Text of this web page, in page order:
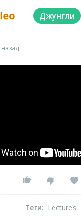
Джунгли
назад
Теги: Lectures